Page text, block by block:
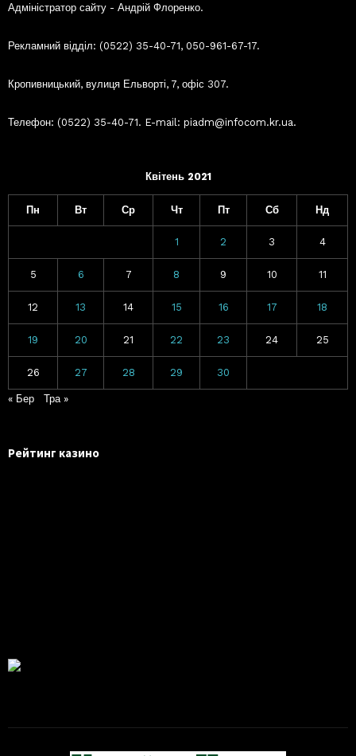
Адміністратор сайту - Андрій Флоренко.
Рекламний відділ: (0522) 35-40-71, 050-961-67-17.
Кропивницький, вулиця Ельворті, 7, офіс 307.
Телефон: (0522) 35-40-71. E-mail: piadm@infocom.kr.ua.
Квітень 2021
Пн Вт Ср Чт Пт Сб Нд
1 2 3 4
5 6 7 8 9 10 11
12 13 14 15 16 17 18
19 20 21 22 23 24 25
26 27 28 29 30
« Бер Тра »
Рейтинг казино